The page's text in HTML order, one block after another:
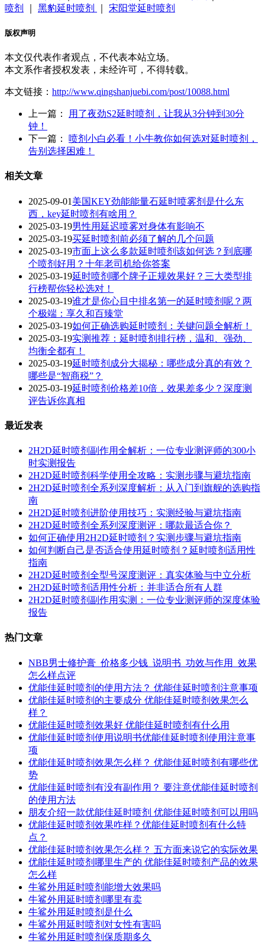
喷剂
黑豹延时喷剂 宋阳堂延时喷剂
版权声明
本文仅代表作者观点，不代表本站立场。
本文系作者授权发表，未经许可，不得转载。
本文链接： http://www.qingshanjuebi.com/post/10088.html
上一篇：
用了夜劲S2延时喷剂，让我从3分钟到30分
钟！
下一篇： 喷剂小白必看！小牛教你如何选对延时喷剂，
告别选择困难！
相关文章
2025-09-01 美国KEY劲能能量石延时喷雾剂是什么东
西，key延时喷剂有啥用？
2025-03-19男性用延迟喷雾对身体有影响不
2025-03-19买延时喷剂前必须了解的几个问题
2025-03-19市面上这么多款延时喷剂该如何选？到底哪
个喷剂好用？十年老司机给你答案
2025-03-19延时喷剂哪个牌子正规效果好？三大类型排
行榜帮你轻松选对！
2025-03-19谁才是你心目中排名第一的延时喷剂呢？两
个极端：享久和百臻堂
2025-03-19如何正确选购延时喷剂：关键问题全解析！
2025-03-19实测推荐：延时喷剂排行榜，温和、强劲、
均衡全都有！
2025-03-19延时喷剂成分大揭秘：哪些成分真的有效？
哪些是“智商税”？
2025-03-19延时喷剂价格差10倍，效果差多少？深度测
评告诉你真相
最近发表
2H2D延时喷剂副作用全解析：一位专业测评师的300小
时实测报告
2H2D延时喷剂科学使用全攻略：实测步骤与避坑指南
2H2D延时喷剂全系列深度解析：从入门到旗舰的选购指
南
2H2D延时喷剂进阶使用技巧：实测经验与避坑指南
2H2D延时喷剂全系列深度测评：哪款最适合你？
如何正确使用2H2D延时喷剂？实测步骤与避坑指南
如何判断自己是否适合使用延时喷剂？延时喷剂适用性
指南
2H2D延时喷剂全型号深度测评：真实体验与中立分析
2H2D延时喷剂适用性分析：并非适合所有人群
2H2D延时喷剂副作用实测：一位专业测评师的深度体验
报告
热门文章
NBB男士修护膏_价格多少钱_说明书_功效与作用_效果
怎么样点评
优能佳延时喷剂的使用方法？ 优能佳延时喷剂注意事项
优能佳延时喷剂的主要成分 优能佳延时喷剂效果怎么
样？
优能佳延时喷剂效果好 优能佳延时喷剂有什么用
优能佳延时喷剂使用说明书优能佳延时喷剂使用注意事
项
优能佳延时喷剂效果怎么样？ 优能佳延时喷剂有哪些优
势
优能佳延时喷剂有没有副作用？ 要注意优能佳延时喷剂
的使用方法
朋友介绍一款优能佳延时喷剂 优能佳延时喷剂可以用吗
优能佳延时喷剂效果咋样？优能佳延时喷剂有什么特
点？
优能佳延时喷剂效果怎么样？ 五方面来说它的实际效果
优能佳延时喷剂哪里生产的 优能佳延时喷剂产品的效果
怎么样
牛鲨外用延时喷剂能增大效果吗
牛鲨外用延时喷剂哪里有卖
牛鲨外用延时喷剂是什么
牛鲨外用延时喷剂对女性有害吗
牛鲨外用延时喷剂保质期多久